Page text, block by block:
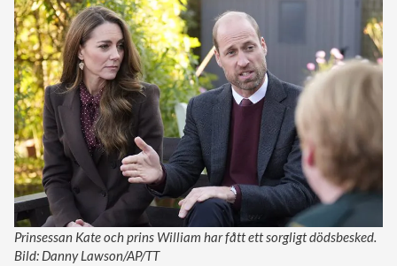
Prinsessan Kate och prins William har fått ett sorgligt dödsbesked.
Bild: Danny Lawson/AP/TT